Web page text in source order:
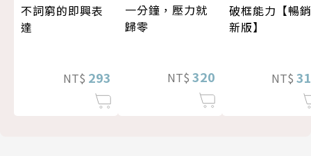
不詞窮的即興表
達
NT$ 293
一分鐘，壓力就
歸零
NT$ 320
破框能力【暢銷
新版】
NT$